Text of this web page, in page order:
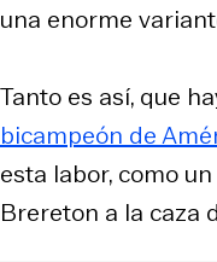
una enorme
Tanto es así, que
bicampeón de
esta labor, como
Brereton a la caza